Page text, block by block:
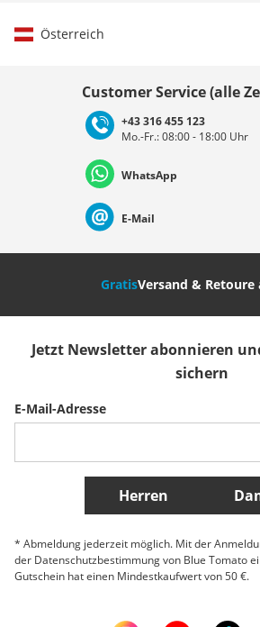
Österreich
Deutschland Österreich
Nederland Italia (Italiano)
Slovenija
Belgique (Français) Danmark
Weitere Länder
Customer Service (alle
+43 316 455 123
Mo.-Fr.: 08:00 - 18:00 Uhr
WhatsApp
E-Mail
GratisVersand & Retoure
Jetzt Newsletter abonnieren
sichern
E-Mail-Adresse
Herren
* Abmeldung jederzeit möglich. Mit der
der Datenschutzbestimmung von Blue Tomato
Gutschein hat einen Mindestkaufwert von 50 €.